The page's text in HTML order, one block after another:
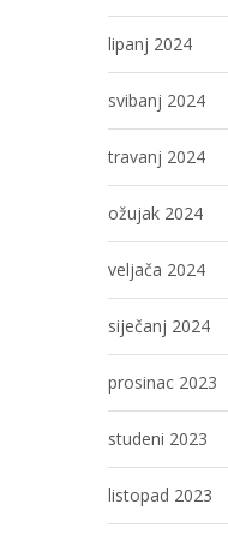
lipanj 2024
svibanj 2024
travanj 2024
ožujak 2024
veljača 2024
siječanj 2024
prosinac 2023
studeni 2023
listopad 2023